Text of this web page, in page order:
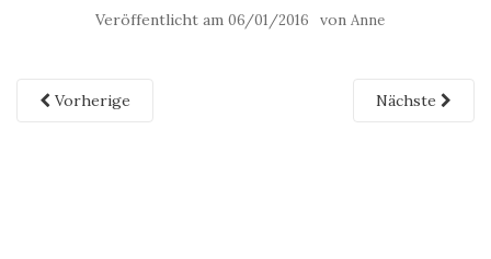
Veröffentlicht am 06/01/2016 von Anne
Vorherige Nächste